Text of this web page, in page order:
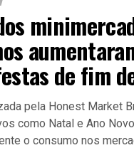
de fim
pela Honest Market
como Natal e Ano
o consumo nos